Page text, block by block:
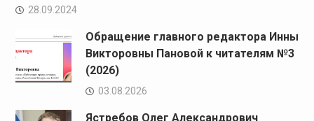
28.09.2024
Обращение главного редактора Инны
Викторовны Пановой к читателям №3
(2026)
03.08.2026
Ястребов Олег Александрович